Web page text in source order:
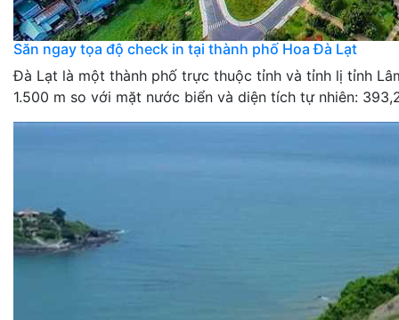
Săn ngay tọa độ check in tại thành phố Hoa Đà Lạt
Đà Lạt là một thành phố trực thuộc tỉnh và tỉnh lị tỉnh
1.500 m so với mặt nước biển và diện tích tự nhiên: